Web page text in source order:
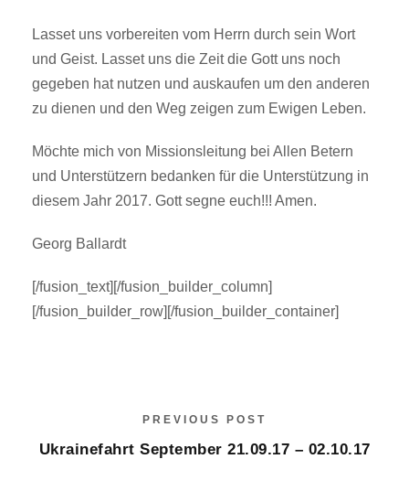
Lasset uns vorbereiten vom Herrn durch sein Wort
und Geist. Lasset uns die Zeit die Gott uns noch
gegeben hat nutzen und auskaufen um den anderen
zu dienen und den Weg zeigen zum Ewigen Leben.
Möchte mich von Missionsleitung bei Allen Betern
und Unterstützern bedanken für die Unterstützung in
diesem Jahr 2017. Gott segne euch!!! Amen.
Georg Ballardt
[/fusion_text][/fusion_builder_column]
[/fusion_builder_row][/fusion_builder_container]
PREVIOUS POST
Ukrainefahrt September 21.09.17 – 02.10.17